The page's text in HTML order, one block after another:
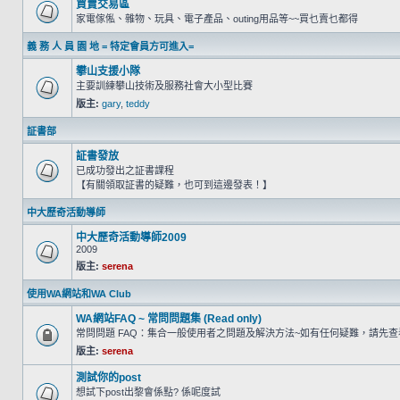
買賣交易區
家電傢俬、雜物、玩具、電子產品、outing用品等~~買乜賣乜都得
義 務 人 員 園 地 = 特定會員方可進入=
攀山支援小隊
主要訓練攀山技術及服務社會大小型比賽
版主: gary, teddy
証書部
証書發放
已成功發出之証書課程
【有關領取証書的疑難，也可到這邊發表！】
中大歷奇活動導師
中大歷奇活動導師2009
2009
版主: serena
使用WA網站和WA Club
WA網站FAQ ~ 常問問題集 (Read only)
常問問題 FAQ：集合一般使用者之問題及解決方法~如有任何疑難，請先查
版主: serena
測試你的post
想試下post出黎會係點? 係呢度試